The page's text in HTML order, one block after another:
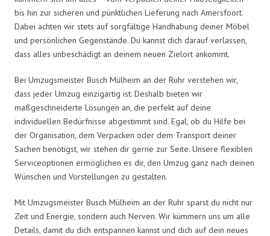
bis hin zur sicheren und pünktlichen Lieferung nach Amersfoort.
Dabei achten wir stets auf sorgfältige Handhabung deiner Möbel
und persönlichen Gegenstände. Du kannst dich darauf verlassen,
dass alles unbeschädigt an deinem neuen Zielort ankommt.
Bei Umzugsmeister Busch Mülheim an der Ruhr verstehen wir,
dass jeder Umzug einzigartig ist. Deshalb bieten wir
maßgeschneiderte Lösungen an, die perfekt auf deine
individuellen Bedürfnisse abgestimmt sind. Egal, ob du Hilfe bei
der Organisation, dem Verpacken oder dem Transport deiner
Sachen benötigst, wir stehen dir gerne zur Seite. Unsere flexiblen
Serviceoptionen ermöglichen es dir, den Umzug ganz nach deinen
Wünschen und Vorstellungen zu gestalten.
Mit Umzugsmeister Busch Mülheim an der Ruhr sparst du nicht nur
Zeit und Energie, sondern auch Nerven. Wir kümmern uns um alle
Details, damit du dich entspannen kannst und dich auf dein neues